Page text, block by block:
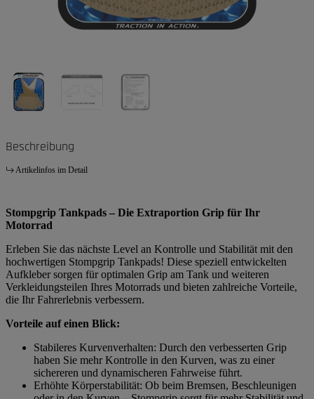
Beschreibung
Artikelinfos im Detail
Stompgrip Tankpads – Die Extraportion Grip für Ihr
Motorrad
Erleben Sie das nächste Level an Kontrolle und Stabilität mit den
hochwertigen Stompgrip Tankpads! Diese speziell entwickelten
Aufkleber sorgen für optimalen Grip am Tank und weiteren
Verkleidungsteilen Ihres Motorrads und bieten zahlreiche Vorteile,
die Ihr Fahrerlebnis verbessern.
Vorteile auf einen Blick:
Stabileres Kurvenverhalten: Durch den verbesserten Grip
haben Sie mehr Kontrolle in den Kurven, was zu einer
sichereren und dynamischeren Fahrweise führt.
Erhöhte Körperstabilität: Ob beim Bremsen, Beschleunigen